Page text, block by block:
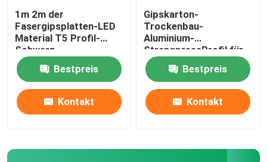
1m 2m der
Fasergipsplatten-LED
Material T5 Profil-
Schwarz-
Farbaluminiumlegierungs-
6063
Bestpreis
Kontakt
Gipskarton-
Trockenbau-
Aluminium-
StrangpressProfil für
LED-Leuchten,
transparente
Abdeckung
Bestpreis
Kontakt